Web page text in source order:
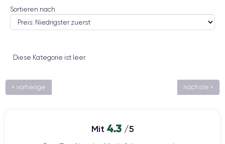
Sortieren nach
Diese Kategorie ist leer.
« vorherige nächste »
Mit 4.3/5